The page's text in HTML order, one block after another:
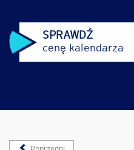
SPRAWDŹ
cenę kalendarza